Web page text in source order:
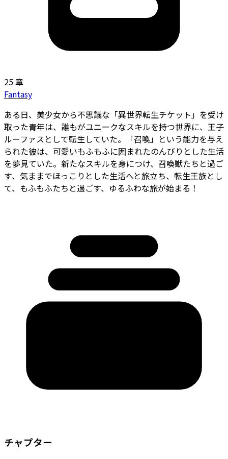
25 章
Fantasy
ある日、美少女から不思議な「異世界転生チケット」を受け
取った青年は、誰もがユニークなスキルを持つ世界に、王子
ルーファスとして転生していた。「召喚」という能力を与え
られた彼は、可愛いもふもふに囲まれたのんびりとした生活
を夢見ていた。新たなスキルを身につけ、召喚獣たちと過ご
す、気ままでほっこりとした生活へと旅立ち、転生王族とし
て、もふもふたちと過ごす、ゆるふわな旅が始まる！
チャプター